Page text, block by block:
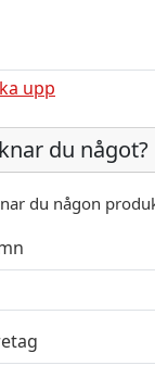
upp
du något?
du någon